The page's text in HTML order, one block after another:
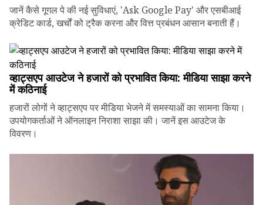
जानें कैसे गूगल पे की नई सुविधाएं, 'Ask Google Pay' और एसबीआई
क्रेडिट कार्ड, खर्चों को ट्रैक करना और वित्त प्रबंधन आसान बनाती हैं।
व्हाट्सएप आउटेज ने हजारों को प्रभावित किया: मीडिया साझा करने
में कठिनाई
हजारों लोगों ने व्हाट्सएप पर मीडिया भेजने में समस्याओं का सामना किया।
उपयोगकर्ताओं ने ऑनलाइन निराशा साझा की। जानें इस आउटेज के
विवरण।